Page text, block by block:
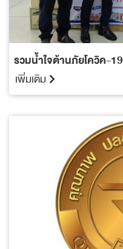
รวมน้ำใจต้านภัยโควิค-19
เพิ่มเติม